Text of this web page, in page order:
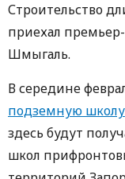
Строительство
приехал
Шмыгаль.
В середине
подземную школу
здесь будут
школ